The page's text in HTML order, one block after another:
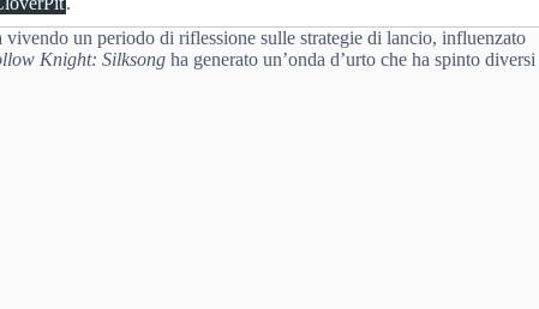
un periodo di riflessione sulle strategie di lancio, influenzato
Knight: Silksong ha generato un’onda d’urto che ha spinto diversi